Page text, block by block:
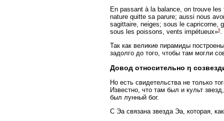
En passant à la balance, on trouve
nature quitte sa parure; aussi nous
sagittaire, neiges; sous le capricorne,
sous les poissons, vents impétueux»9.
Так как великие пирамиды
задолго до того, чтобы там могли
Довод относительно η
Но есть свидетельства не только
Известно, что там был и культ
был лунный бог.
С Эа связана звезда Эа, которая,